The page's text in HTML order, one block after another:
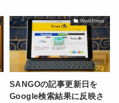
WordPress
SANGOの記事更新日を
Google検索結果に反映さ